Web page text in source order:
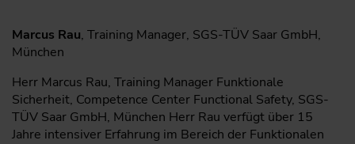
Marcus Rau, Training Manager, SGS-TÜV Saar GmbH,
München
Herr Marcus Rau, Training Manager ­Funktionale
Sicherheit, Competence Center Functional Safety, SGS-
TÜV Saar GmbH, München Herr Rau verfügt über 15
Jahre intensiver Erfahrung im Bereich der Funktionalen